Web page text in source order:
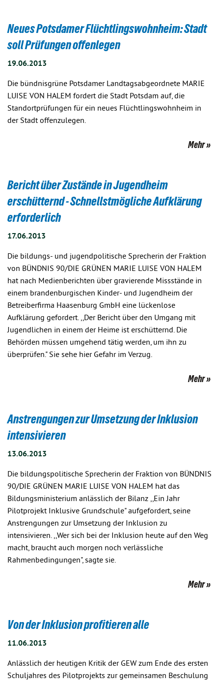
Neues Potsdamer Flüchtlingswohnheim: Stadt
soll Prüfungen offenlegen
19.06.2013
Die bündnisgrüne Potsdamer Landtagsabgeordnete MARIE
LUISE VON HALEM fordert die Stadt Potsdam auf, die
Standortprüfungen für ein neues Flüchtlingswohnheim in
der Stadt offenzulegen.
Mehr
Bericht über Zustände in Jugendheim
erschütternd - Schnellstmögliche Aufklärung
erforderlich
17.06.2013
Die bildungs- und jugendpolitische Sprecherin der Fraktion
von BÜNDNIS 90/DIE GRÜNEN MARIE LUISE VON HALEM
hat nach Medienberichten über gravierende Missstände in
einem brandenburgischen Kinder- und Jugendheim der
Betreiberfirma Haasenburg GmbH eine lückenlose
Aufklärung gefordert. ,,Der Bericht über den Umgang mit
Jugendlichen in einem der Heime ist erschütternd. Die
Behörden müssen umgehend tätig werden, um ihn zu
überprüfen." Sie sehe hier Gefahr im Verzug.
Mehr
Anstrengungen zur Umsetzung der Inklusion
intensivieren
13.06.2013
Die bildungspolitische Sprecherin der Fraktion von BÜNDNIS
90/DIE GRÜNEN MARIE LUISE VON HALEM hat das
Bildungsministerium anlässlich der Bilanz ,,Ein Jahr
Pilotprojekt Inklusive Grundschule" aufgefordert, seine
Anstrengungen zur Umsetzung der Inklusion zu
intensivieren. ,,Wer sich bei der Inklusion heute auf den Weg
macht, braucht auch morgen noch verlässliche
Rahmenbedingungen", sagte sie.
Mehr
Von der Inklusion profitieren alle
11.06.2013
Anlässlich der heutigen Kritik der GEW zum Ende des ersten
Schuljahres des Pilotprojekts zur gemeinsamen Beschulung